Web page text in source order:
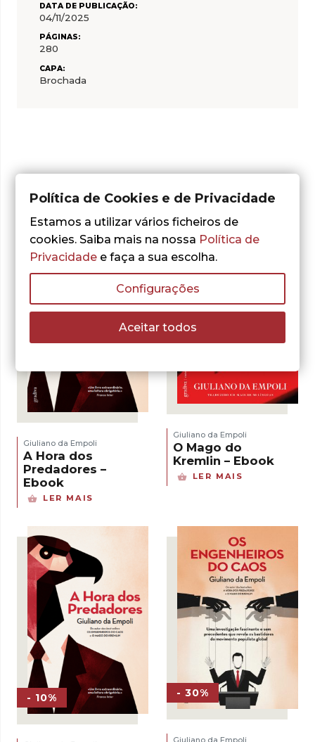
DATA DE PUBLICAÇÃO:
04/11/2025
PÁGINAS:
280
CAPA:
Brochada
Do mesmo autor
Giuliano da Empoli
A Hora dos
Predadores –
Ebook
LER MAIS
Giuliano da Empoli
O Mago do
Kremlin – Ebook
LER MAIS
- 10% - 30%
Giuliano da Empoli
Política de Cookies e de Privacidade
Estamos a utilizar vários ficheiros de
cookies. Saiba mais na nossa Política de
Privacidade e faça a sua escolha.
Configurações
Aceitar todos